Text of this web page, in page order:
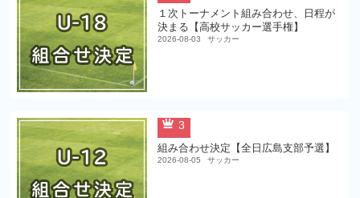
１次トーナメント組み合わせ、日程が
決まる【高校サッカー選手権】
2026-08-03 サッカー
3
組み合わせ決定【全日広島支部予選】
2026-08-05 サッカー